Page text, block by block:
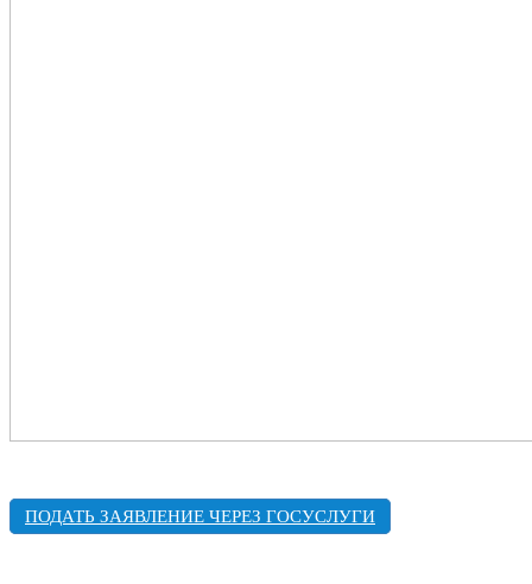
ПОДАТЬ ЗАЯВЛЕНИЕ ЧЕРЕЗ ГОСУСЛУГИ